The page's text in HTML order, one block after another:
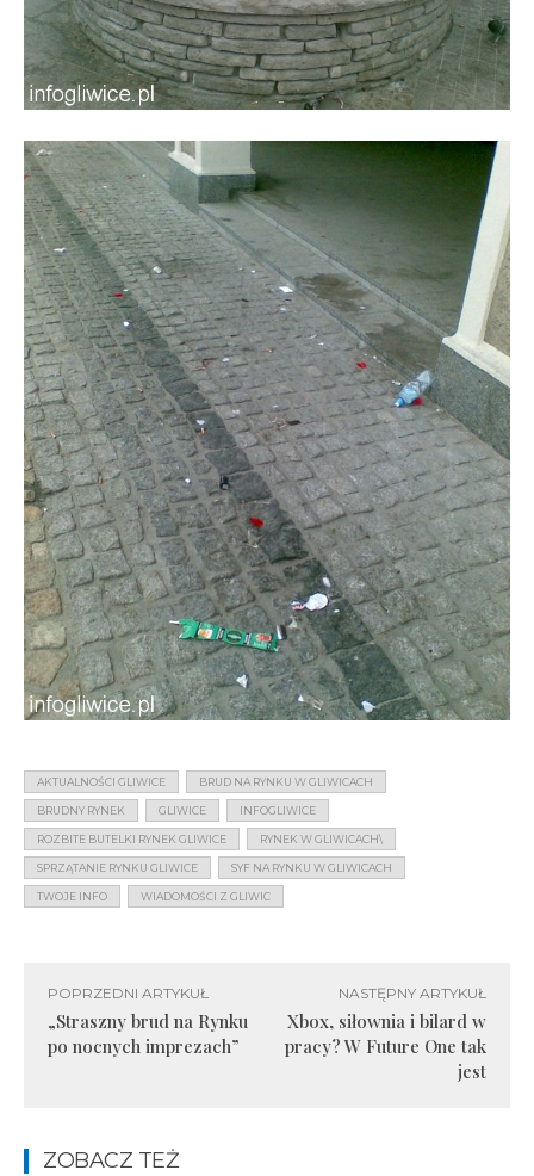
AKTUALNOŚCI GLIWICE BRUD NA RYNKU W GLIWICACH
BRUDNY RYNEK GLIWICE INFOGLIWICE
ROZBITE BUTELKI RYNEK GLIWICE RYNEK W GLIWICACH\
SPRZĄTANIE RYNKU GLIWICE SYF NA RYNKU W GLIWICACH
TWOJE INFO WIADOMOŚCI Z GLIWIC
POPRZEDNI ARTYKUŁ
„Straszny brud na Rynku
po nocnych imprezach”
NASTĘPNY ARTYKUŁ
Xbox, siłownia i bilard w
pracy? W Future One tak
jest
ZOBACZ TEŻ